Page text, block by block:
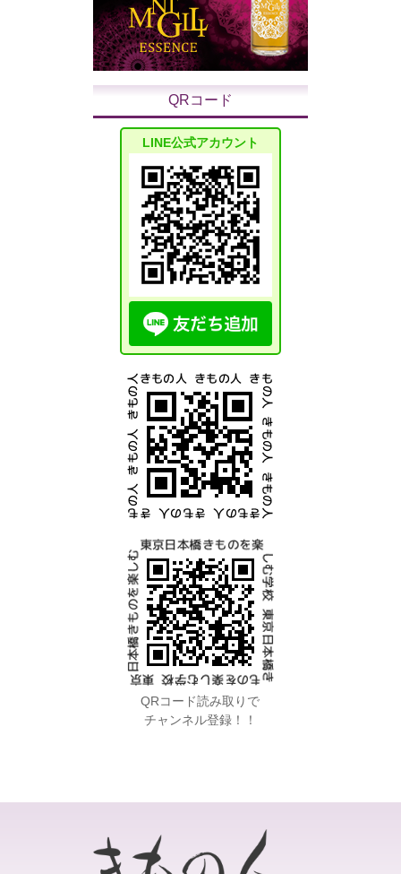
QRコード
LINE公式アカウント
QRコード読み取りで
チャンネル登録！！